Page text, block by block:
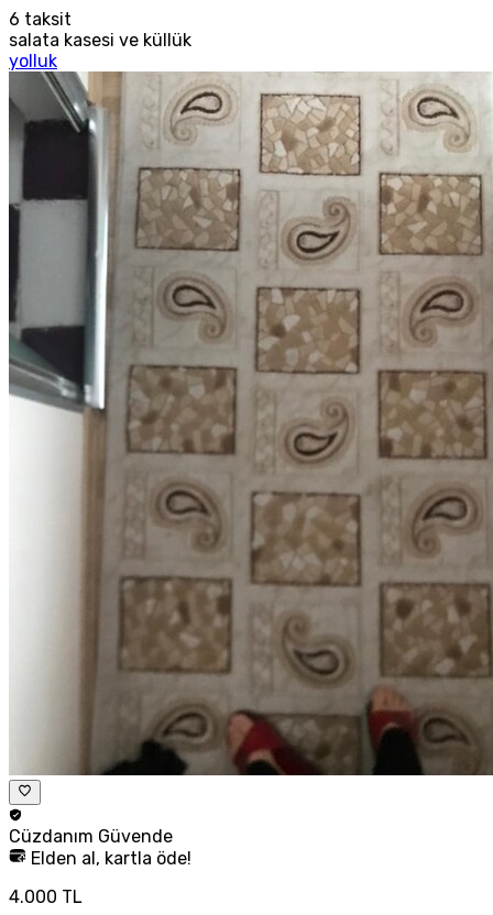
6 taksit
salata kasesi ve küllük
yolluk
Cüzdanım Güvende
Elden al, kartla öde!
4.000 TL